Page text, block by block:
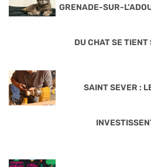
GRENADE-SUR-
DU CHAT SE
SAINT SEVER :